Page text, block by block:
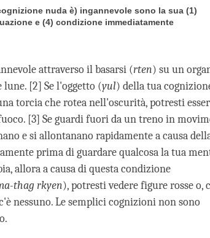
nuda è) ingannevole sono la sua (1)
e (4) condizione immediatamente
attraverso il basarsi (rten) su un
lune. [2] Se l'oggetto (yul) della tua
torcia che rotea nell'oscurità, potresti
[3] Se guardi fuori da un treno in
e si allontanano rapidamente a causa
prima di guardare qualcosa la tua
allora a causa di questa condizione
thag rkyen), potresti vedere figure rosse o,
nessuno. Le semplici cognizioni non sono